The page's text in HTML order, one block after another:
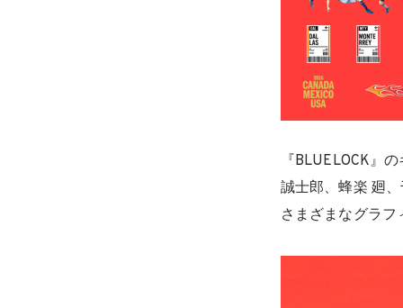
『BLUELOCK』
誠士郎、蜂楽 廻
さまざまなグラ